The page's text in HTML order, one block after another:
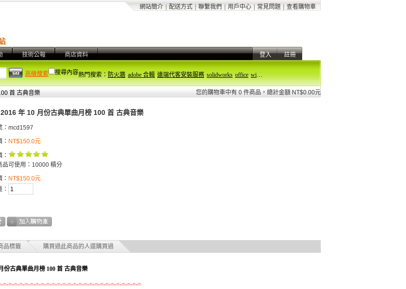
網站簡介 配送方式 聯繫我們 用戶中心 常見問題 查看購物車
技術公報 商店資料 登入 註冊
熱門搜索：防火牆 adobe 合輯 遠端代客安裝服務 solidworks office windows 11
搜尋內容
高級搜索
首 古典音樂 您的購物車中有 0 件商品，總計金額 NT$0.00元
年 10 月份古典單曲月榜 100 首 古典音樂
：mcd1597
NT$150.0元
品可使用：10000 積分
NT$150.0元
品標籤 購買過此商品的人還購買過
份古典單曲月榜 100 首 古典音樂
=-=-=-=-=-=-=-=-=-=-=-=-=-=-=-=-=-=-=-=-=-=-=-=-=-=